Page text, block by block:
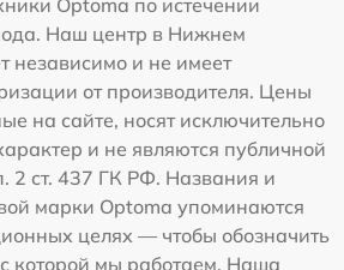
Наш центр в Нижнем
независимо и не имеет
от производителя. Цены
на сайте, носят исключительно
и не являются публичной
2 ст. 437 ГК РФ. Названия и
марки Optoma упоминаются
целях — чтобы обозначить
которой мы работаем. Наша